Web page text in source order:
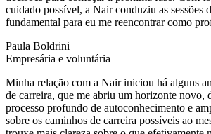
cuidado possível, a Nair conduziu as sessões
fundamental para eu me reencontrar como
Paula Boldrini
Empresária e voluntária
Minha relação com a Nair iniciou há alguns
de carreira, que me abriu um horizonte novo,
processo profundo de autoconhecimento e
sobre os caminhos de carreira possíveis ao